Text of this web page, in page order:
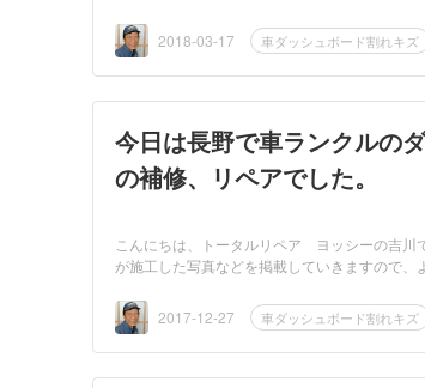
2018-03-17 車ダッシュボード割れキズ
今日は長野で車ランクルの
の補修、リペアでした。
こんにちは、トータルリペア ヨッシーの吉川
が施工した写真などを掲載していきますので、
2017-12-27 車ダッシュボード割れキズ